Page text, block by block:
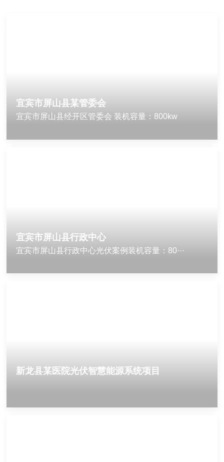
宜宾市屏山县某管委会
宜宾市屏山县经开区管委会 装机容量：800kw
宜宾市屏山县行政中心
宜宾市屏山县行政中心光伏案例装机容量：80···
新龙县某医院光伏智慧能源系统项目